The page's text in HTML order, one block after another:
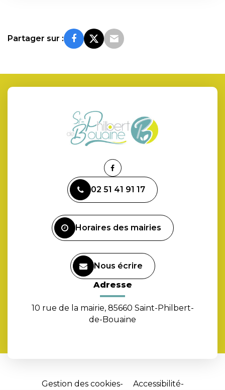
Partager sur :
Lien
le
compte
02 51 41 91 17
Horaires des mairies
Nous écrire
Adresse
10 rue de la mairie, 85660 Saint-Philbert-
de-Bouaine
Gestion des cookies Accessibilité